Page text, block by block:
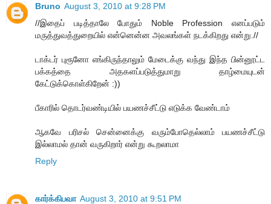
Bruno August 3, 2010 at 9:28 PM
//இதைப் படித்தாலே போதும் Noble Profession எனப்படும்
மருத்துவத்துறையில் என்னென்ன அவலங்கள் நடக்கிறது என்று.//
டாக்டர் புரூனோ எங்கிருந்தாலும் மேடைக்கு வந்து இந்த பின்னூட்ட
பக்கத்தை அதகளப்படுத்துமாறு தாழ்மையுடன்
கேட்டுக்கொள்கிறேன் :))
பீகாரில் தொடர்வண்டியில் பயணச்சீட்டு எடுக்க வேண்டாம்
ஆகவே பரிசல் சென்னைக்கு வரும்போதெல்லாம் பயணச்சீட்டு
இல்லாமல் தான் வருகிறார் என்று கூறலாமா
Reply
கார்க்கிபவா August 3, 2010 at 9:51 PM